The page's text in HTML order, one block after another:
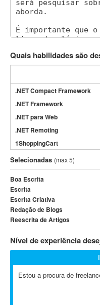
Quais habilidades são
.NET Compact Framework
.NET Framework
.NET para Web
.NET Remoting
1ShoppingCart
3DS Max
3GSM
4D Dimension
802.11
A&P
A-GPS
A2Billing
AAUS Scientific Diver
ABAP
Selecionadas (max 5)
Boa Escrita
Escrita
Escrita Criativa
Redação de Blogs
Reescrita de Artigos
Nível de experiência
Estou a procura de